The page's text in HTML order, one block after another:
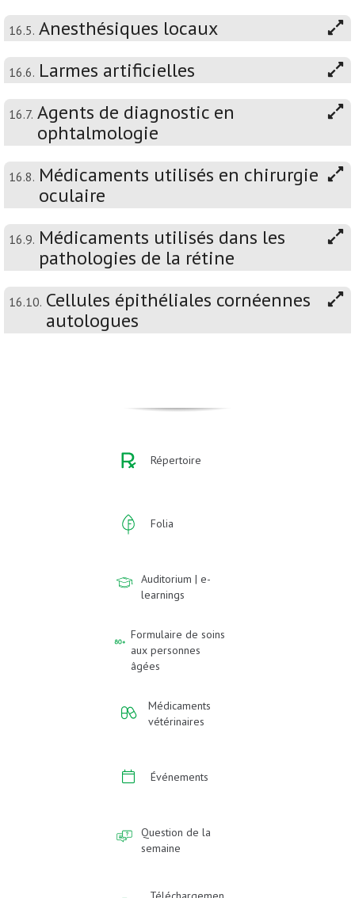
16.5. Anesthésiques locaux
16.6. Larmes artificielles
16.7. Agents de diagnostic en
ophtalmologie
16.8. Médicaments utilisés en chirurgie
oculaire
16.9. Médicaments utilisés dans les
pathologies de la rétine
16.10. Cellules épithéliales cornéennes
autologues
Répertoire
Folia
Auditorium | e-
learnings
Formulaire de soins
aux personnes
âgées
Médicaments
vétérinaires
Événements
Question de la
semaine